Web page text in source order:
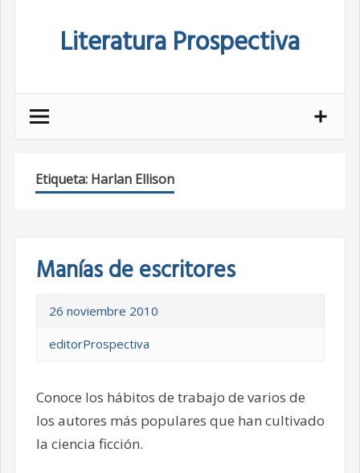
Literatura Prospectiva
Etiqueta: Harlan Ellison
Manías de escritores
26 noviembre 2010
editorProspectiva
Conoce los hábitos de trabajo de varios de
los autores más populares que han cultivado
la ciencia ficción.